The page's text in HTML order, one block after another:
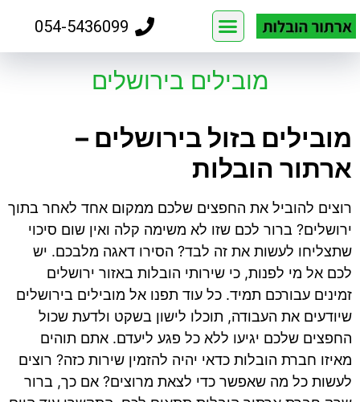
054-5436099
מובילים בירושלים
מובילים בזול בירושלים –
ארתור הובלות
רוצים להוביל את החפצים שלכם ממקום אחד לאחר בתוך
ירושלים? ברור לכם שזו לא משימה קלה ואין שום סיכוי
שתצליחו לעשות את זה לבד? הסירו דאגה מלבכם. יש
לכם אל מי לפנות, כי שירותי הובלות באזור ירושלים
זמינים עבורכם תמיד. כל עוד תפנו אל מובילים בירושלים
שיודעים את העבודה, תוכלו לישון בשקט ולדעת שכול
החפצים שלכם יגיעו ללא כל פגע ליעדם. אתם תוהים
מאיזו חברת הובלות כדאי יהיה להזמין שירות כזה? רוצים
לעשות כל מה שאפשר כדי לצאת מרוצים? אם כך, ברור